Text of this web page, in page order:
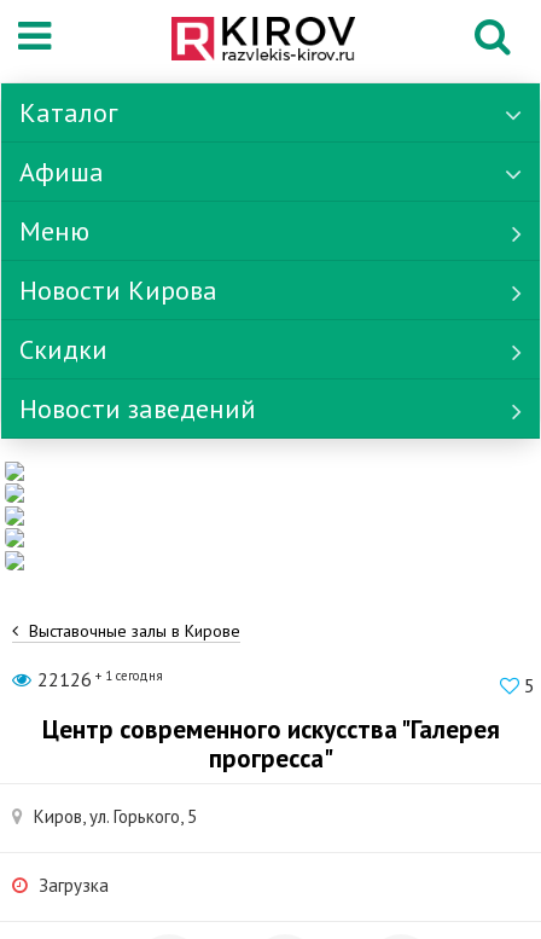
Каталог
Афиша
Меню
Новости Кирова
Скидки
Новости заведений
Выставочные залы в Кирове
22126 + 1 сегодня 5
Центр современного искусства "Галерея
прогресса"
Киров, ул. Горького, 5
Загрузка